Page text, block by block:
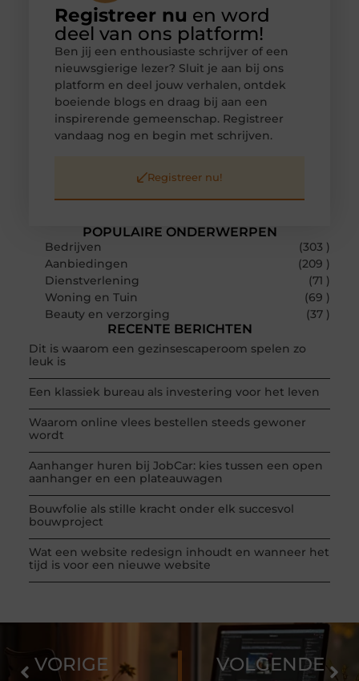
POPULAIRE ONDERWERPEN
Bedrijven
(303 )
Aanbiedingen
(209 )
Dienstverlening
(71 )
Woning en Tuin
(69 )
Beauty en verzorging
(37 )
RECENTE BERICHTEN
Dit is waarom een gezinsescaperoom spelen zo
leuk is
Een klassiek bureau als investering voor het leven
Waarom online vlees bestellen steeds gewoner
wordt
Aanhanger huren bij JobCar: kies tussen een open
aanhanger en een plateauwagen
Bouwfolie als stille kracht onder elk succesvol
bouwproject
Wat een website redesign inhoudt en wanneer het
tijd is voor een nieuwe website
Registreer nu en word
deel van ons platform!
Ben jij een enthousiaste schrijver of een
nieuwsgierige lezer? Sluit je aan bij ons
platform en deel jouw verhalen, ontdek
boeiende blogs en draag bij aan een
inspirerende gemeenschap. Registreer
vandaag nog en begin met schrijven.
Registreer nu!
VORIGE VOLGENDE